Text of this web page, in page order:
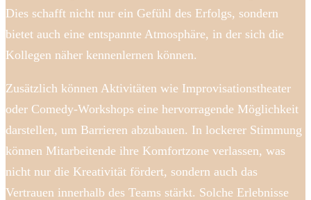
Dies schafft nicht nur ein Gefühl des Erfolgs, sondern
bietet auch eine entspannte Atmosphäre, in der sich die
Kollegen näher kennenlernen können.
Zusätzlich können Aktivitäten wie Improvisationstheater
oder Comedy-Workshops eine hervorragende Möglichkeit
darstellen, um Barrieren abzubauen. In lockerer Stimmung
können Mitarbeitende ihre Komfortzone verlassen, was
nicht nur die Kreativität fördert, sondern auch das
Vertrauen innerhalb des Teams stärkt. Solche Erlebnisse